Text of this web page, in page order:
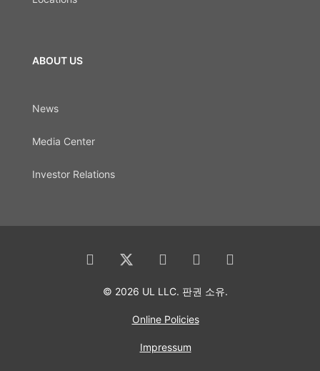
ABOUT US
News
Media Center
Investor Relations
© 2026 UL LLC. 판권 소유.
Online Policies
Impressum